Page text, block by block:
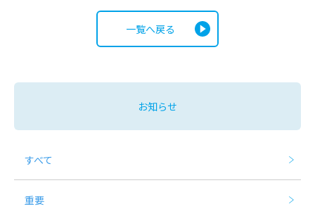
一覧へ戻る
お知らせ
すべて
重要